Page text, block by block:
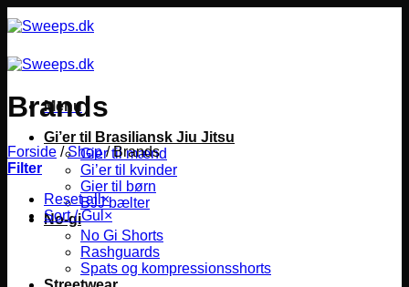
til
Menu
Gi’er til Brasiliansk Jiu Jitsu
Gier til mænd
Gi’er til kvinder
Gier til børn
BJJ bælter
No-gi
No Gi Shorts
Rashguards
Spats og kompressionsshorts
Brands
Forside / Shop /Brands
Filter
Reset all×
Sort / Gul ×